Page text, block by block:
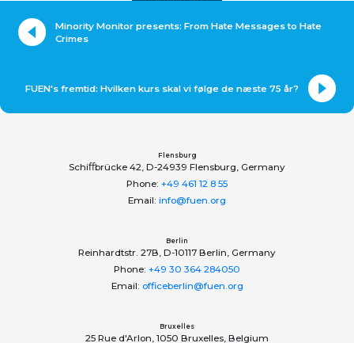
Minority Monitor presents: From Hate Messages to Hate
Crimes
FUEN's fremtid: Hvilken kurs skal vi følge de næste 75 år?
Flensburg
Schiﬀbrücke 42, D-24939 Flensburg, Germany
Phone: +49 461 12 8 55
Email: info@fuen.org
Berlin
Reinhardtstr. 27B, D-10117 Berlin, Germany
Phone: +49 30 364 284050
Email: officeberlin@fuen.org
Bruxelles
25 Rue d'Arlon, 1050 Bruxelles, Belgium